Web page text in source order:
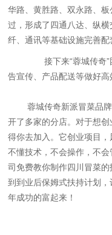
华路、黄胜路、双永路、
过，形成了四通八达、纵
纤、通讯等基础设施完善配
接下来“蓉城传奇”
告宣传、产品配送等做好高
蓉城传奇新派冒菜品牌
开了多家的分店。对于想
得你去加入。它创业项目
不懂技术，不会操作，不
司免费教你制作四川冒菜
到到业后保姆式扶持计划
年成功的富起来！